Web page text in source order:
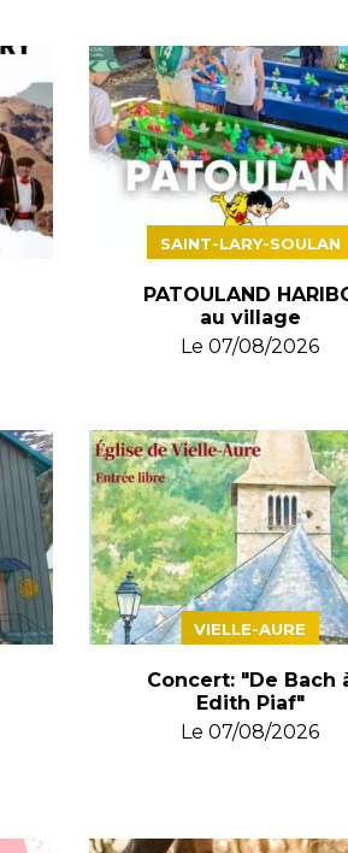
SAINT-LARY-SOULAN
PATOULAND
au village
Le07/08/2026
VIELLE-AURE
Concert: "De Bach
Edith Piaf"
Le07/08/2026